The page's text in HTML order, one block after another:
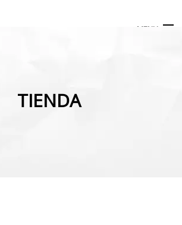
MENU
TIENDA